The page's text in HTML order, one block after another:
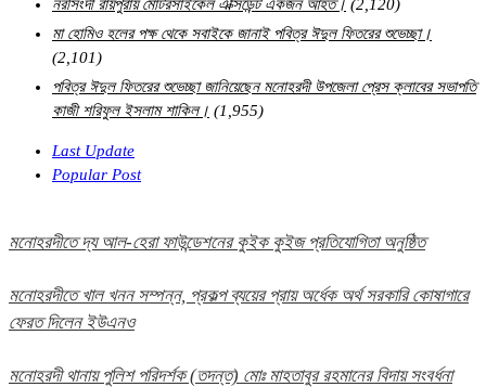
নরসিংদী রায়পুরায় মোটরসাইকেল এক্সিডেন্ট একজন আহত। (2,120)
মা হোমিও হলের পক্ষ থেকে সবাইকে জানাই পবিত্র ঈদুল ফিতরের শুভেচ্ছা।
(2,101)
পবিত্র ঈদুল ফিতরের শুভেচ্ছা জানিয়েছেন মনোহরদী উপজেলা প্রেস ক্লাবের সভাপতি
কাজী শরিফুল ইসলাম শাকিল। (1,955)
Last Update
Popular Post
মনোহরদীতে দ্য আল-হেরা ফাউন্ডেশনের কুইক কুইজ প্রতিযোগিতা অনুষ্ঠিত
মনোহরদীতে খাল খনন সম্পন্ন, প্রকল্প ব্যয়ের প্রায় অর্ধেক অর্থ সরকারি কোষাগারে
ফেরত দিলেন ইউএনও
মনোহরদী থানায় পুলিশ পরিদর্শক (তদন্ত) মোঃ মাহতাবুর রহমানের বিদায় সংবর্ধনা